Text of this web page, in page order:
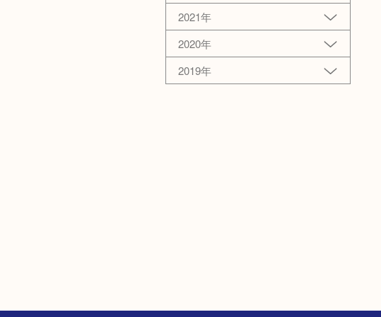
2021年
2020年
2019年